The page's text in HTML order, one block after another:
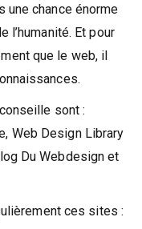
une chance énorme
l’humanité. Et pour
que le web, il
sont :
Web Design Library
Du Webdesign et
ces sites :